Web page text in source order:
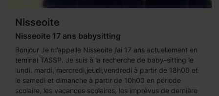
Nisseoite
Nisseoite 17 ans babysitting
Bonjour Je m’appelle Nisseoite j’ai 17 ans actuellement en
teminal TASSP. Je suis à la recherche de baby-sitting le
lundi, mardi, mercredi,jeudi,vendredi à partir de 18h00 et
le samedi et dimanche à partir de 10h00 en période
scolaire, les vacances scolaires, les imprévus de dernière